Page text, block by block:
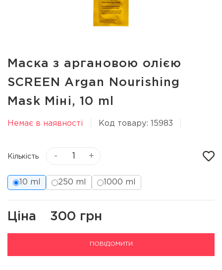
Маска з аргановою олією
SCREEN Argan Nourishing
Mask Мiнi, 10 ml
Немає в наявності Код товару: 15983
Кількість - +
10 ml 250 ml 1000 ml
Ціна 300 грн
ПОВІДОМИТИ